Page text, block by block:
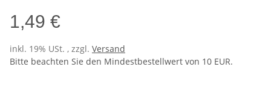
1,49 €
inkl. 19% USt. , zzgl. Versand
Bitte beachten Sie den Mindestbestellwert von 10 EUR.